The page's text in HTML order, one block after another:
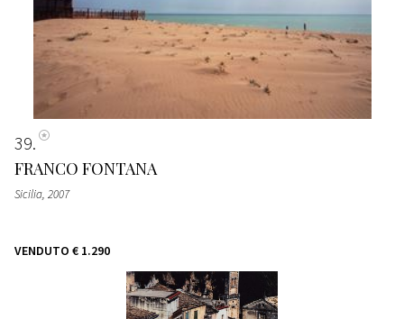
39
FRANCO FONTANA
Sicilia, 2007
VENDUTO € 1.290